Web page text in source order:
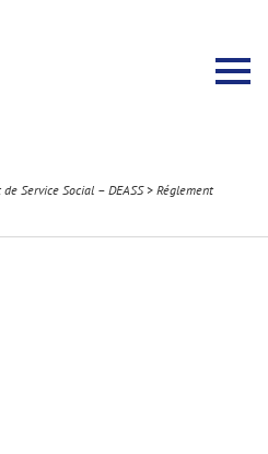
Service Social – DEASS> Réglement